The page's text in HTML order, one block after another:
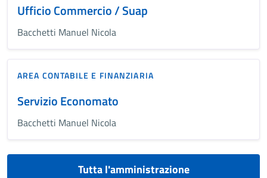
Ufficio Commercio / Suap
Bacchetti Manuel Nicola
AREA CONTABILE E FINANZIARIA
Servizio Economato
Bacchetti Manuel Nicola
Tutta l'amministrazione